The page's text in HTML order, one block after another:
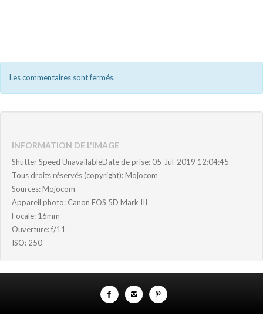
Les commentaires sont fermés.
INFORMATION DE L'IMAGE
Shutter Speed UnavailableDate de prise: 05-Jul-2019 12:04:45
Tous droits réservés (copyright): Mojocom
Sources: Mojocom
Appareil photo: Canon EOS 5D Mark III
Focale: 16mm
Ouverture: f/11
ISO: 250